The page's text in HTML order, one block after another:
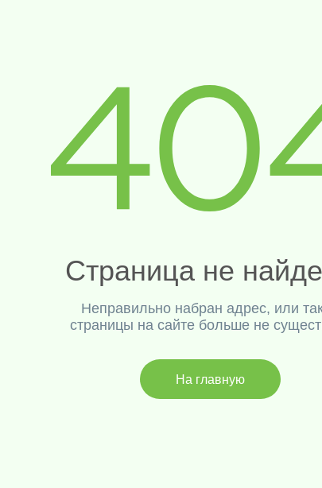
Страница не
Неправильно набран адрес, или
страницы на сайте больше не
На главную